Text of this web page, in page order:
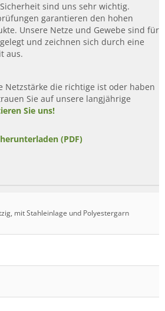
sind uns sehr wichtig.
garantieren den hohen
Unsere Netze und Gewebe sind für
und zeichnen sich durch eine
aus.
Netzstärke die richtige ist oder haben
Sie auf unsere langjährige
Sie uns!
(PDF)
mit Stahleinlage und Polyestergarn